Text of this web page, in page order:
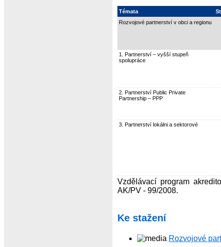
Témata
Rozvojové partnerství v obci a regionu
1. Partnerství – vyšší stupeň
spolupráce
2. Partnerství Public Private
Partnership – PPP
3. Partnerství lokálni a sektorové
Vzdělávací program
AK/PV - 99/2008.
Ke stažení
Rozvojové